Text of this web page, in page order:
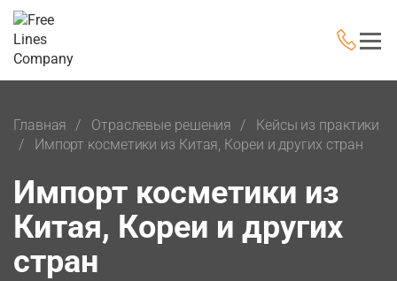
Главная Отраслевые решения
Кейсы из практики
Импорт косметики из Китая, Кореи и других стран
Импорт косметики из
Китая, Кореи и других
стран